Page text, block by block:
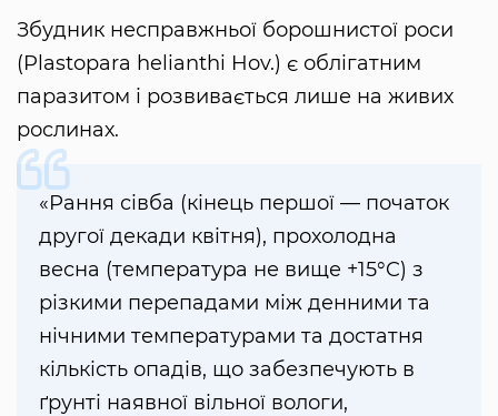
Збудник несправжньої борошнистої роси
(Plastopara helianthi Hov.) є облігатним
паразитом і розвивається лише на живих
рослинах.
«Рання сівба (кінець першої — початок
другої декади квітня), прохолодна
весна (температура не вище +15°C) з
різкими перепадами між денними та
нічними температурами та достатня
кількість опадів, що забезпечують в
ґрунті наявної вільної вологи,